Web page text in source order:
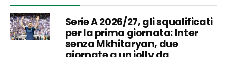
Serie A 2026/27, gli squalificati
per la prima giornata: Inter
senza Mkhitaryan, due